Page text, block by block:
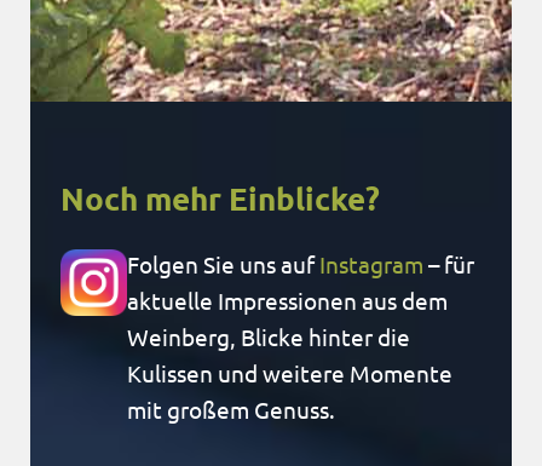
Noch mehr Einblicke?
Folgen Sie uns aufInstagram – für
aktuelle Impressionen aus dem
Weinberg, Blicke hinter die
Kulissen und weitere Momente
mit großem Genuss.